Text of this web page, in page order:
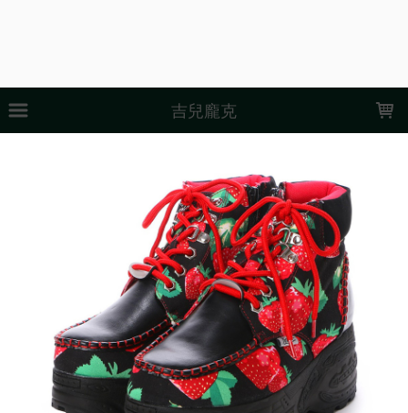
吉兒龐克